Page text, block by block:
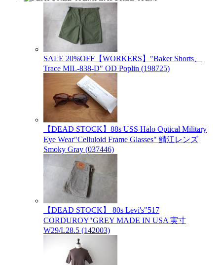
SALE 20%OFF【WORKERS】"Baker Shorts、
Trace MIL-838-D" OD Poplin (198725)
【DEAD STOCK】88s USS Halo Optical Military
Eye Wear"Celluloid Frame Glasses" 鯖江レンズ
Smoky Gray (037446)
【DEAD STOCK】 80s Levi's"517
CORDUROY"GREY MADE IN USA 実寸
W29/L28.5 (142003)